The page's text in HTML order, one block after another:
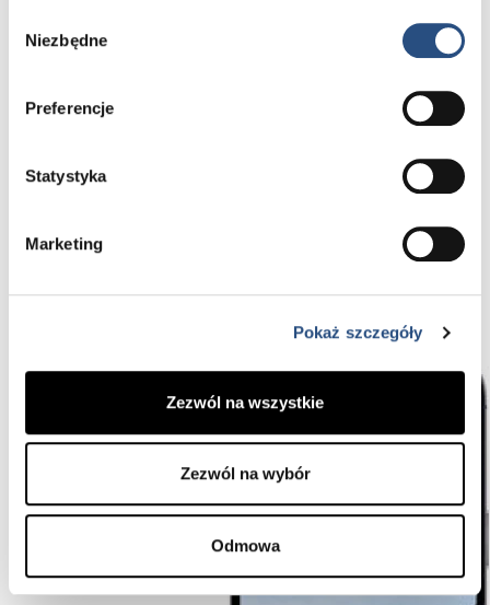
zgody
Niezbędne
Preferencje
Statystyka
Marketing
Pokaż szczegóły
Zezwól na wszystkie
Zezwól na wybór
Odmowa
DVR on Road
Za pomocą bezpłatnej aplikacji DVR on Road
i bez przeszkód odtwarzać nagrane materiały.
Aplikacja jest dostępna w sklepie Play oraz